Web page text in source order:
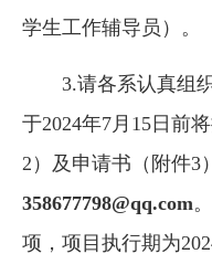
学生工作辅导员）。
3.请各系认真组
于2024年7月15日前
2）及申请书（附件3）
358677798@qq.com
项，项目执行期为